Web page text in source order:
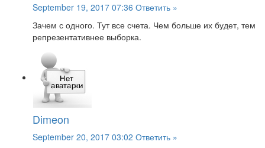
September 19, 2017 07:36 Ответить »
Зачем с одного. Тут все счета. Чем больше их будет, тем
репрезентативнее выборка.
Dimeon
September 20, 2017 03:02 Ответить »